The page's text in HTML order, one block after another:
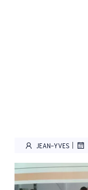
JEAN-YVES |